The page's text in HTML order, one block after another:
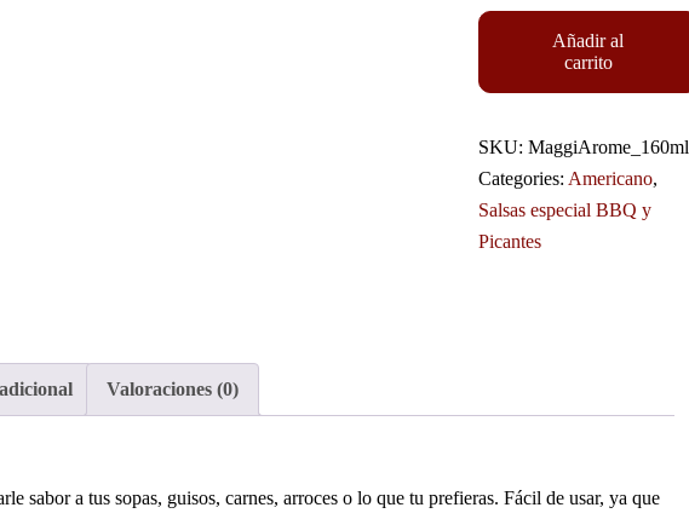
Añadir al
carrito
SKU: MaggiArome_160ml
Categories: Americano,
Salsas especial BBQ y
Picantes
Valoraciones (0)
sabor a tus sopas, guisos, carnes, arroces o lo que tu prefieras. Fácil de usar, ya que